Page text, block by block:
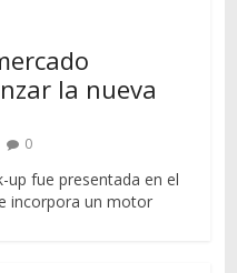
la nueva
0
up fue presentada en el
incorpora un motor